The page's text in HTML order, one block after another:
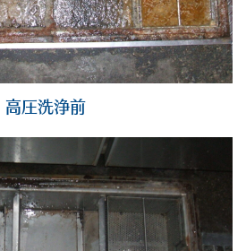
高圧洗浄前